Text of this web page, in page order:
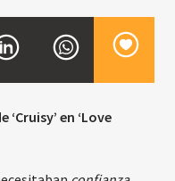
en ‘Love